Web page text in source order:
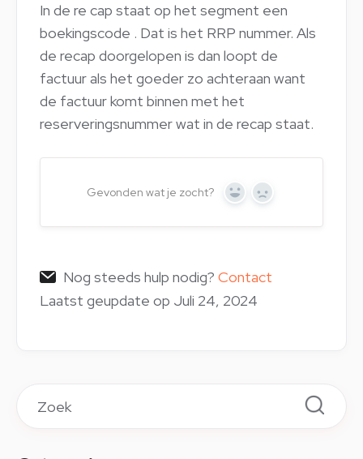
In de re cap staat op het segment een
boekingscode . Dat is het RRP nummer. Als
de recap doorgelopen is dan loopt de
factuur als het goeder zo achteraan want
de factuur komt binnen met het
reserveringsnummer wat in de recap staat.
Gevonden wat je zocht? Yes No
Nog steeds hulp nodig? Contact
Laatst geupdate op Juli 24, 2024